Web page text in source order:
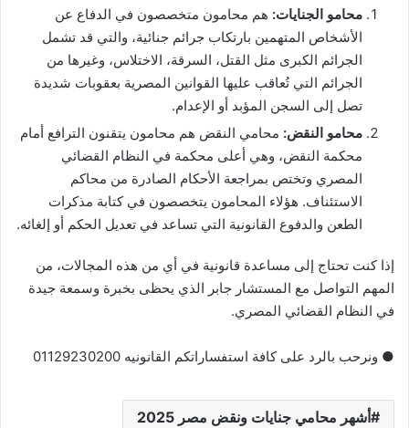
محامو الجنايات: هم محامون متخصصون في الدفاع عن
الأشخاص المتهمين بارتكاب جرائم جنائية، والتي قد تشمل
الجرائم الكبرى مثل القتل، السرقة، الاختلاس، وغيرها من
الجرائم التي تُعاقب عليها القوانين المصرية بعقوبات شديدة
تصل إلى السجن المؤبد أو الإعدام.
محامو النقض: محامي النقض هم محامون يتقنون الترافع أمام
محكمة النقض، وهي أعلى محكمة في النظام القضائي
المصري وتختص بمراجعة الأحكام الصادرة من محاكم
الاستئناف. هؤلاء المحامون يتخصصون في كتابة مذكرات
الطعن والدفوع القانونية التي تساعد في تعديل الحكم أو إلغائه.
إذا كنت تحتاج إلى مساعدة قانونية في أي من هذه المجالات، من
المهم التواصل مع المستشار جابر الذي يحظى بخبرة وسمعة جيدة
في النظام القضائي المصري.
● ونرحب بالرد على كافة استفساراتكم القانونيه 01129230200
أشهر محامي جنايات ونقض مصر 2025